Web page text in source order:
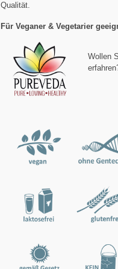
Qualität.
Für Veganer & Vegetarier
Wollen